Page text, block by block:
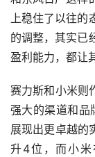
上稳住了以往的
的调整，其实已
盈利能力，都让
赛力斯和小米则
强大的渠道和品
展现出更卓越的
升4位，而小